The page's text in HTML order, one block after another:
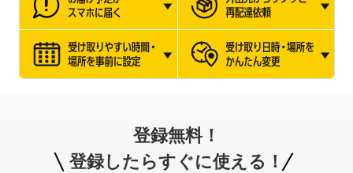
登録無料！
登録したらすぐに使える！